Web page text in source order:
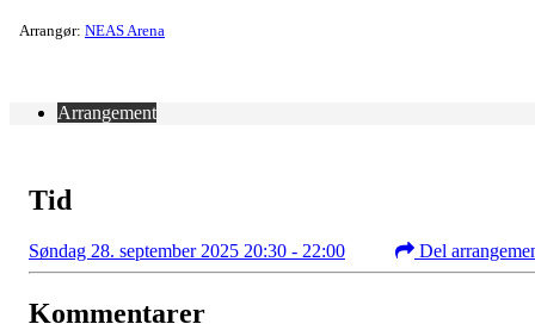
Arrangør: NEAS Arena
Arrangement
Tid
Søndag 28. september 2025 20:30 - 22:00 Del
Kommentarer